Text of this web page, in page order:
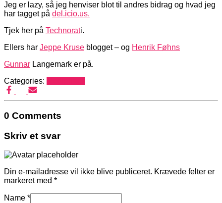
Jeg er lazy, så jeg henviser blot til andres bidrag og hvad jeg
har tagget på del.icio.us.
Tjek her på Technorati.
Ellers har Jeppe Kruse blogget – og Henrik Føhns
Gunnar Langemark er på.
Categories:
0 Comments
Skriv et svar
Din e-mailadresse vil ikke blive publiceret. Krævede felter er
markeret med *
Name *